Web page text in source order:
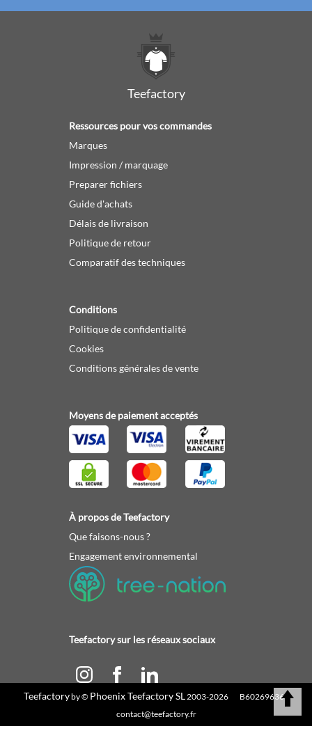
Calculez votre devis
Teefactory
Ressources pour vos commandes
Marques
Impression / marquage
Preparer fichiers
Guide d'achats
Délais de livraison
Politique de retour
Comparatif des techniques
Conditions
Politique de confidentialité
Cookies
Conditions générales de vente
Moyens de paiement acceptés
À propos de Teefactory
Que faisons-nous ?
Engagement environnemental
Teefactory sur les réseaux sociaux
Teefactoryby © Phoenix Teefactory SL2003-2026 B60269636 |
contact@teefactory.fr